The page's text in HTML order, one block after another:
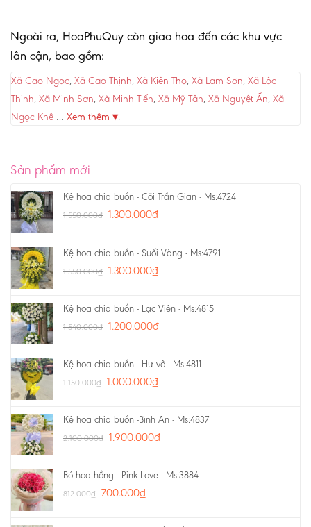
Ngoài ra, HoaPhuQuy còn giao hoa đến các khu vực
lân cận, bao gồm:
Xã Cao Ngọc, Xã Cao Thịnh, Xã Kiên Thọ, Xã Lam Sơn, Xã Lộc
Thịnh, Xã Minh Sơn, Xã Minh Tiến, Xã Mỹ Tân, Xã Nguyệt Ấn, Xã
Ngọc Khê … Xem thêm ▾.
Sản phẩm mới
Kệ hoa chia buồn - Cõi Trần Gian - Ms:4724
1.550.000₫ 1.300.000₫
Kệ hoa chia buồn - Suối Vàng - Ms:4791
1.550.000₫ 1.300.000₫
Kệ hoa chia buồn - Lạc Viên - Ms:4815
1.540.000₫ 1.200.000₫
Kệ hoa chia buồn - Hư vô - Ms:4811
1.150.000₫ 1.000.000₫
Kệ hoa chia buồn -Bình An - Ms:4837
2.100.000₫ 1.900.000₫
Bó hoa hồng - Pink Love - Ms:3884
812.000₫ 700.000₫